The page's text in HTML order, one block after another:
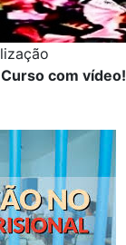
Curso com vídeo!